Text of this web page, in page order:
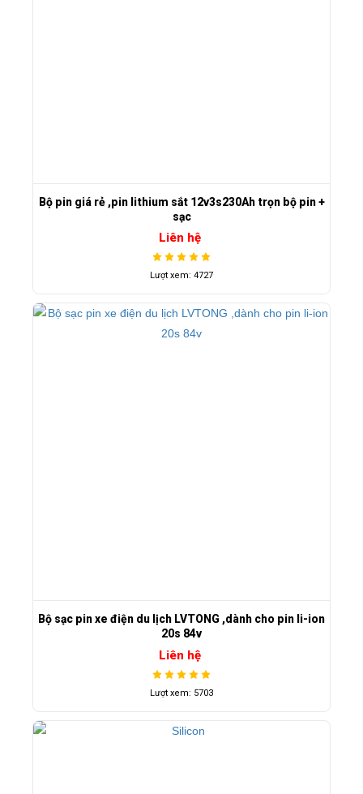
Bộ pin giá rẻ ,pin lithium sắt 12v3s230Ah trọn bộ pin +
sạc
Liên hệ
Lượt xem: 4727
Bộ sạc pin xe điện du lịch LVTONG ,dành cho pin li-ion
20s 84v
Liên hệ
Lượt xem: 5703